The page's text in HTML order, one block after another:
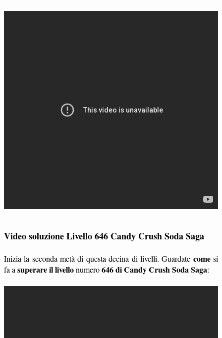
Video soluzione Livello 646 Candy Crush Soda Saga
Inizia la seconda metà di questa decina di livelli. Guardate comesi
fa a superare il livellonumero646 di Candy Crush Soda Saga: